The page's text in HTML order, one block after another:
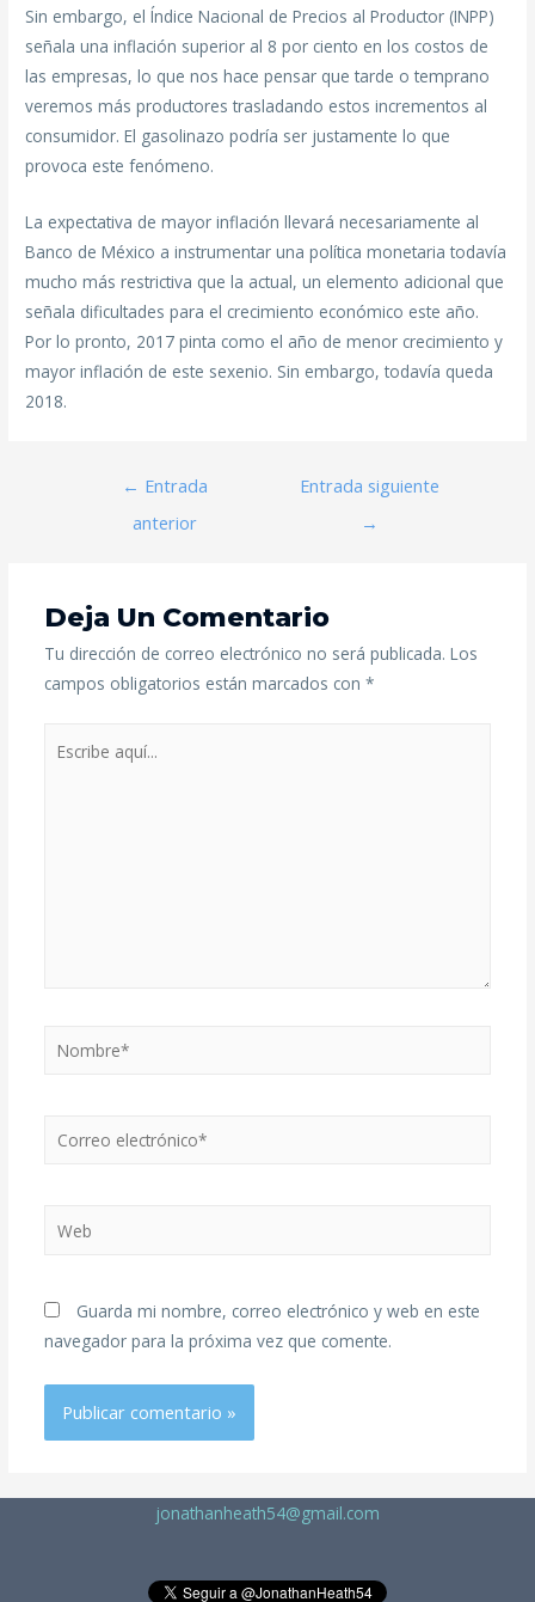
Sin embargo, el Índice Nacional de Precios al Productor (INPP)
señala una inflación superior al 8 por ciento en los costos de
las empresas, lo que nos hace pensar que tarde o temprano
veremos más productores trasladando estos incrementos al
consumidor. El gasolinazo podría ser justamente lo que
provoca este fenómeno.
La expectativa de mayor inflación llevará necesariamente al
Banco de México a instrumentar una política monetaria todavía
mucho más restrictiva que la actual, un elemento adicional que
señala dificultades para el crecimiento económico este año.
Por lo pronto, 2017 pinta como el año de menor crecimiento y
mayor inflación de este sexenio. Sin embargo, todavía queda
2018.
← Entrada
anterior
Entrada siguiente
→
Deja Un Comentario
Tu dirección de correo electrónico no será publicada. Los
campos obligatorios están marcados con *
Guarda mi nombre, correo electrónico y web en este
navegador para la próxima vez que comente.
jonathanheath54@gmail.com